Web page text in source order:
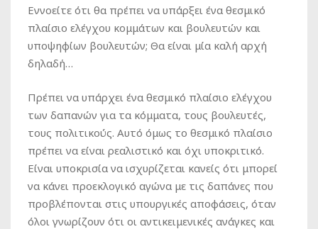
Εννοείτε ότι θα πρέπει να υπάρξει ένα θεσμικό
πλαίσιο ελέγχου κομμάτων και βουλευτών και
υποψηφίων βουλευτών; Θα είναι μία καλή αρχή
δηλαδή…
Πρέπει να υπάρχει ένα θεσμικό πλαίσιο ελέγχου
των δαπανών για τα κόμματα, τους βουλευτές,
τους πολιτικούς. Αυτό όμως το θεσμικό πλαίσιο
πρέπει να είναι ρεαλιστικό και όχι υποκριτικό.
Είναι υποκρισία να ισχυρίζεται κανείς ότι μπορεί
να κάνει προεκλογικό αγώνα με τις δαπάνες που
προβλέπονται στις υπουργικές αποφάσεις, όταν
όλοι γνωρίζουν ότι οι αντικειμενικές ανάγκες και